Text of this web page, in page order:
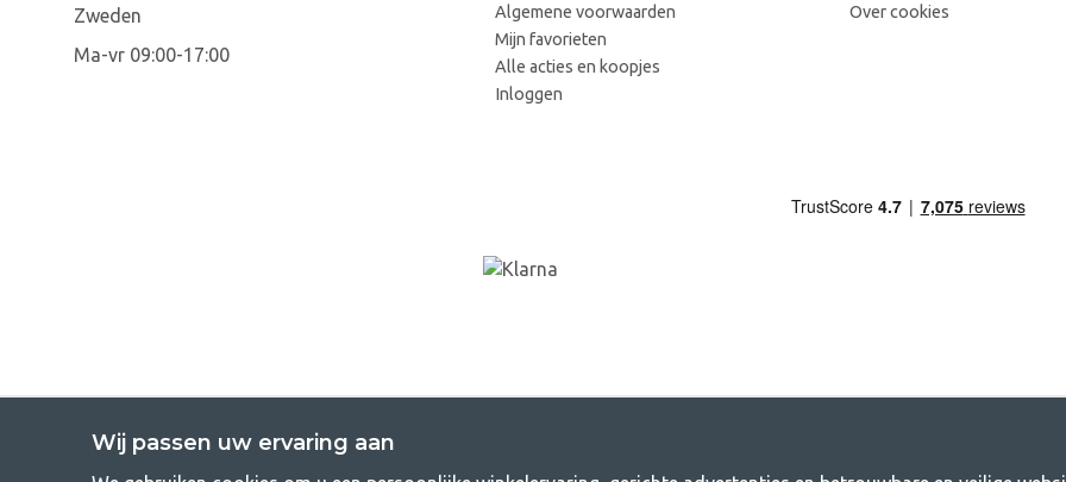
Zweden
Ma-vr 09:00-17:00
Algemene voorwaarden
Mijn favorieten
Alle acties en koopjes
Inloggen
Over cookies
Wij passen uw ervaring aan